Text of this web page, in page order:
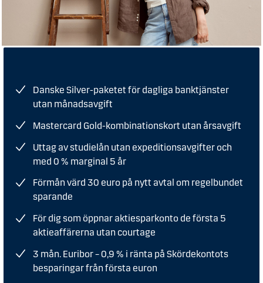
Danske Silver-paketet för dagliga banktjänster
utan månadsavgift
Mastercard Gold-kombinationskort utan årsavgift
Uttag av studielån utan expeditionsavgifter och
med 0 % marginal 5 år
Förmån värd 30 euro på nytt avtal om regelbundet
sparande
För dig som öppnar aktiesparkonto de första 5
aktieaffärerna utan courtage
3 mån. Euribor – 0,9 % i ränta på Skördekontots
besparingar från första euron